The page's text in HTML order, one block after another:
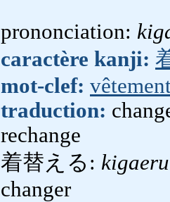
prononciation:
caractère kanji:
mot-clef:
traduction:
rechange
着替える: kigaeru
changer